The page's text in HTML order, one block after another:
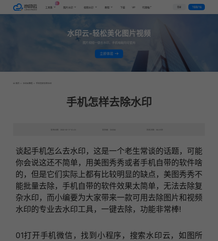
工具集
AI
图片水印 视频水印 教程 下载 VIP 代理推广 登录 下载客户端
水印云-轻松美化图片视频
图片视频一键去水印，手机电脑均可使用
立即体验
首页 > 水印云教程 > 手机怎样去除水印
手机怎样去除水印
发布日期：2022-02-17 14:45 发表者：水印云 浏览次数：8449次
谈起手机怎么去水印，这是一个老生常谈的话题，可能
你会说这还不简单，用美图秀秀或者手机自带的软件啥
的，但是它们实际上都有比较明显的缺点，美图秀秀不
能批量去除，手机自带的软件效果太简单，无法去除复
杂水印，而小编要为大家带来一款可用去除图片和视频
水印的专业去水印工具，一键去除，功能非常棒!
01打开手机微信，找到小程序，搜索水印云，如图所